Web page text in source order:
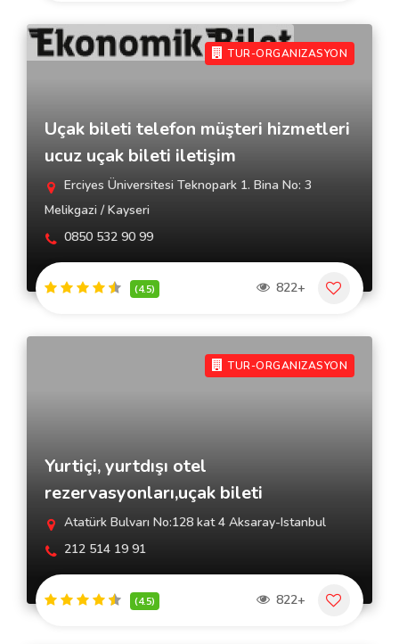
TUR-ORGANIZASYON
Uçak bileti telefon müşteri hizmetleri
ucuz uçak bileti iletişim
Erciyes Üniversitesi Teknopark 1. Bina No: 3
Melikgazi / Kayseri
0850 532 90 99
(4.5) 822+
TUR-ORGANIZASYON
Yurtiçi, yurtdışı otel
rezervasyonları,uçak bileti
Atatürk Bulvarı No:128 kat 4 Aksaray-Istanbul
212 514 19 91
(4.5) 822+